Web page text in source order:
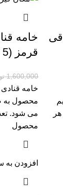
خامه
قرمز (5 کیلویی)
1,600,000
خامه قنادی
محصول به
می شود.
محصول
افزودن به